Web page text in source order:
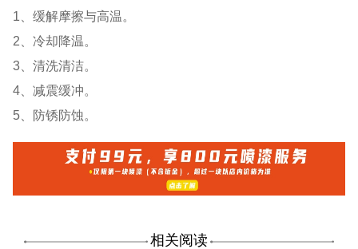
1、缓解摩擦与高温。
2、冷却降温。
3、清洗清洁。
4、减震缓冲。
5、防锈防蚀。
相关阅读